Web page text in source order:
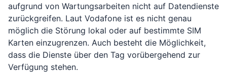
aufgrund von Wartungsarbeiten nicht auf Datendienste
zurückgreifen. Laut Vodafone ist es nicht genau
möglich die Störung lokal oder auf bestimmte SIM
Karten einzugrenzen. Auch besteht die Möglichkeit,
dass die Dienste über den Tag vorübergehend zur
Verfügung stehen.